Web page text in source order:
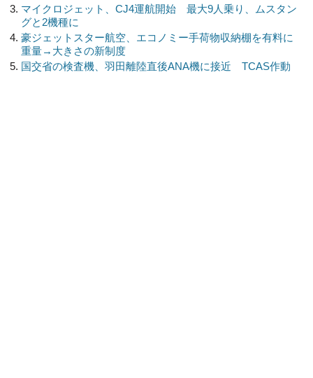
マイクロジェット、CJ4運航開始 最大9人乗り、ムスタン
グと2機種に
豪ジェットスター航空、エコノミー手荷物収納棚を有料に
重量→大きさの新制度
国交省の検査機、羽田離陸直後ANA機に接近 TCAS作動